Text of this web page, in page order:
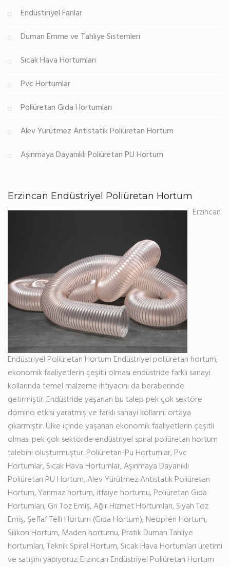
Endüstiriyel Fanlar
Duman Emme ve Tahliye Sistemleri
Sıcak Hava Hortumları
Pvc Hortumlar
Poliüretan Gıda Hortumları
Alev Yürütmez Antistatik Poliüretan Hortum
Aşınmaya Dayanıklı Poliüretan PU Hortum
Erzincan Endüstriyel Poliüretan Hortum
Erzincan
Endüstriyel Poliüretan Hortum Endüstriyel poliüretan hortum,
ekonomik faaliyetlerin çeşitli olması endüstride farklı sanayi
kollarında temel malzeme ihtiyacını da beraberinde
getirmiştir. Endüstride yaşanan bu talep pek çok sektöre
domino etkisi yaratmış ve farklı sanayi kollarını ortaya
çıkarmıştır. Ülke içinde yaşanan ekonomik faaliyetlerin çeşitli
olması pek çok sektörde endüstriyel spiral poliüretan hortum
talebini oluşturmuştur. Poliüretan-Pu Hortumlar, Pvc
Hortumlar, Sıcak Hava Hortumlar, Aşınmaya Dayanıklı
Poliüretan PU Hortum, Alev Yürütmez Antistatik Poliüretan
Hortum, Yanmaz hortum, itfaiye hortumu, Poliüretan Gıda
Hortumları, Gri Toz Emiş, Ağır Hizmet Hortumları, Siyah Toz
Emiş, Şeffaf Telli Hortum (Gıda Hortum), Neopren Hortum,
Silikon Hortum, Maden hortumu, Pratik Duman Tahliye
hortumları, Teknik Spiral Hortum, Sıcak Hava Hortumları üretimi
ve satışını yapıyoruz. Erzincan Endüstriyel Poliüretan Hortum